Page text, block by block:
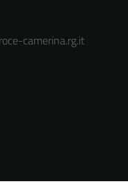
camerina.rg.it
sito e non